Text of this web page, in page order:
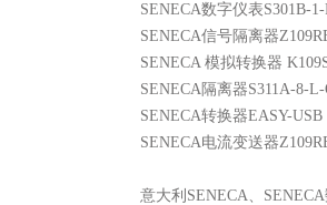
SENECA数字仪表S301B-
SENECA信号隔离器
SENECA 模拟转换器
SENECA隔离器S311A-8-L-
SENECA转换器EASY-USB
SENECA电流变送器
意大利 SENECA、 SENECA